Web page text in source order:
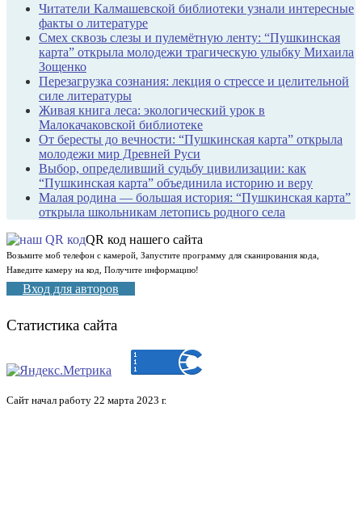
Читатели Калмашевской библиотеки узнали интересные
факты о литературе
Смех сквозь слезы и пулемётную ленту: “Пушкинская
карта” открыла молодежи трагическую улыбку Михаила
Зощенко
Перезагрузка сознания: лекция о стрессе и целительной
силе литературы
Живая книга леса: экологический урок в
Малокачаковской библиотеке
От бересты до вечности: “Пушкинская карта” открыла
молодежи мир Древней Руси
Выбор, определивший судьбу цивилизации: как
“Пушкинская карта” объединила историю и веру
Малая родина — большая история: “Пушкинская карта”
открыла школьникам летопись родного села
QR код нашего сайта
Возьмите моб телефон с камерой, Запустите программу для сканирования кода,
Наведите камеру на код, Получите информацию!
Вход для авторов
Статистика сайта
Сайт начал работу 22 марта 2023 г.